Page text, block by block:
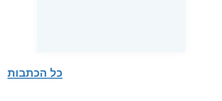
כל הכתבות